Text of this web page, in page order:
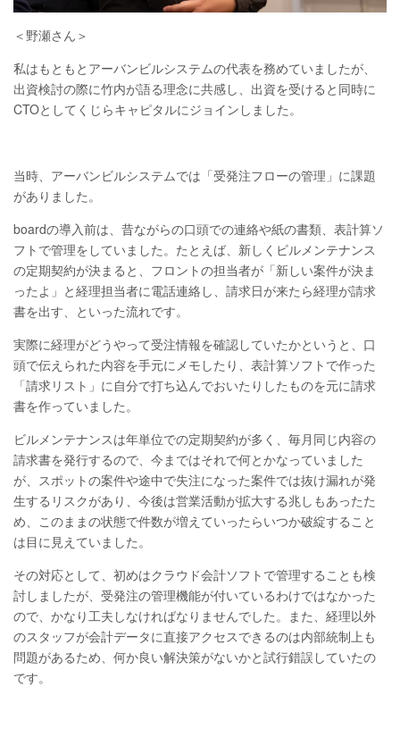
＜野瀬さん＞
私はもともとアーバンビルシステムの代表を務めていましたが、
出資検討の際に竹内が語る理念に共感し、出資を受けると同時に
CTOとしてくじらキャピタルにジョインしました。
当時、アーバンビルシステムでは「受発注フローの管理」に課題
がありました。
boardの導入前は、昔ながらの口頭での連絡や紙の書類、表計算ソ
フトで管理をしていました。たとえば、新しくビルメンテナンス
の定期契約が決まると、フロントの担当者が「新しい案件が決ま
ったよ」と経理担当者に電話連絡し、請求日が来たら経理が請求
書を出す、といった流れです。
実際に経理がどうやって受注情報を確認していたかというと、口
頭で伝えられた内容を手元にメモしたり、表計算ソフトで作った
「請求リスト」に自分で打ち込んでおいたりしたものを元に請求
書を作っていました。
ビルメンテナンスは年単位での定期契約が多く、毎月同じ内容の
請求書を発行するので、今まではそれで何とかなっていました
が、スポットの案件や途中で失注になった案件では抜け漏れが発
生するリスクがあり、今後は営業活動が拡大する兆しもあったた
め、このままの状態で件数が増えていったらいつか破綻すること
は目に見えていました。
その対応として、初めはクラウド会計ソフトで管理することも検
討しましたが、受発注の管理機能が付いているわけではなかった
ので、かなり工夫しなければなりませんでした。また、経理以外
のスタッフが会計データに直接アクセスできるのは内部統制上も
問題があるため、何か良い解決策がないかと試行錯誤していたの
です。